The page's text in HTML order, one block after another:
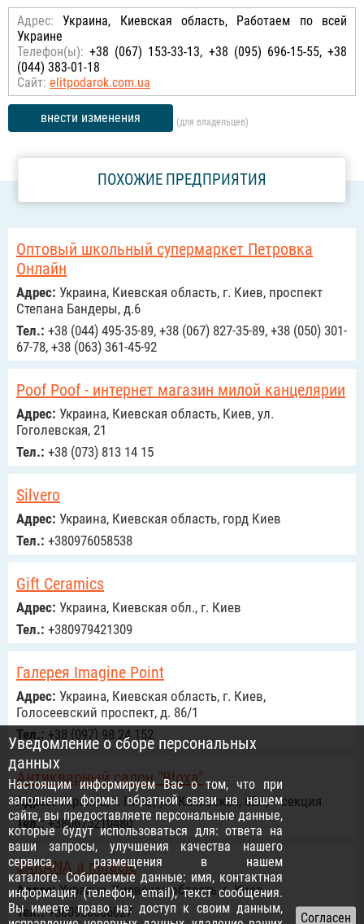
Адрес: Украина, Киевская область, Работаем по всей
Украине
Телефон(ы): +38 (067) 153-33-13, +38 (095) 696-15-55, +38
(044) 383-01-18
Сайт: elitpodarok.com.ua
внести изменения (для владельцев)
ПОХОЖИЕ ПРЕДПРИЯТИЯ
Оптовый школьный супермаркет Петровка
Онлайн
Адрес: Украина, Киевская область, г. Киев, проспект
Степана Бандеры, д.6
Тел.: +38 (044) 495-35-89, +38 (067) 827-35-89, +38 (050) 301-
67-78, +38 (063) 361-45-92
Poof Poof - интернет магазин милой канцелярии
Адрес: Украина, Киевская область, Киев, ул.
Гоголевская, 21
Тел.: +38 (073) 813 14 15
Silvero
Адрес: Украина, Киевская область, горд Киев
Тел.: +380976058538
Gift Ceramics
Адрес: Украина, Киевская обл., г. Киев
Тел.: +380979421309
Галерея Imagine Point
Адрес: Украина, Киевская область, г. Киев,
Голосеевский проспект, д. 86/1
Тел.: +38 (097) 98 24 152
Антикварный салон "Bloxa"
Адрес:Украина, г. Киев, ул. Каховская, 62А, 4 секция
Тел.:+380675210480
SARANA a miracle
Адрес:Украина, Киевская область, г. Киев
Тел.:+380950006027
Уведомление о сборе персональных
данных
Настоящим информируем Вас о том, что при
заполнении формы обратной связи на нашем
сайте, вы предоставляете персональные данные,
которые будут использоваться для: ответа на
ваши запросы, улучшения качества нашего
сервиса, размещения в нашем
каталоге. Собираемые данные: имя, контактная
информация (телефон, email), текст сообщения.
Вы имеете право на: доступ к своим данным,